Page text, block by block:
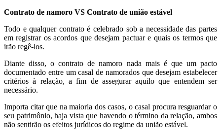
Contrato de namoro VS Contrato de união estável
Todo e qualquer contrato é celebrado sob a necessidade das partes
em registrar os acordos que desejam pactuar e quais os termos que
irão regê-los.
Diante disso, o contrato de namoro nada mais é que um pacto
documentado entre um casal de namorados que desejam estabelecer
critérios à relação, a fim de assegurar aquilo que entendem ser
necessário.
Importa citar que na maioria dos casos, o casal procura resguardar o
seu patrimônio, haja vista que havendo o término da relação, ambos
não sentirão os efeitos jurídicos do regime da união estável.